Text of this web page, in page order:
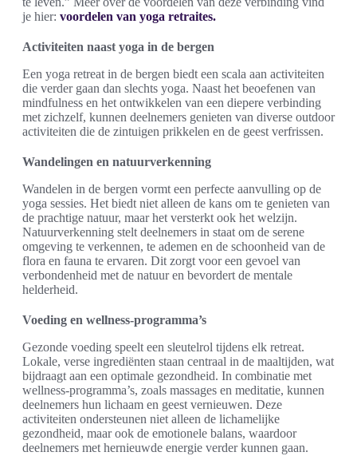
je hier: voordelen van yoga retraites.
Activiteiten naast yoga in de bergen
Een yoga retreat in de bergen biedt een scala aan activiteiten
die verder gaan dan slechts yoga. Naast het beoefenen van
mindfulness en het ontwikkelen van een diepere verbinding
met zichzelf, kunnen deelnemers genieten van diverse outdoor
activiteiten die de zintuigen prikkelen en de geest verfrissen.
Wandelingen en natuurverkenning
Wandelen in de bergen vormt een perfecte aanvulling op de
yoga sessies. Het biedt niet alleen de kans om te genieten van
de prachtige natuur, maar het versterkt ook het welzijn.
Natuurverkenning stelt deelnemers in staat om de serene
omgeving te verkennen, te ademen en de schoonheid van de
flora en fauna te ervaren. Dit zorgt voor een gevoel van
verbondenheid met de natuur en bevordert de mentale
helderheid.
Voeding en wellness-programma’s
Gezonde voeding speelt een sleutelrol tijdens elk retreat.
Lokale, verse ingrediënten staan centraal in de maaltijden, wat
bijdraagt aan een optimale gezondheid. In combinatie met
wellness-programma’s, zoals massages en meditatie, kunnen
deelnemers hun lichaam en geest vernieuwen. Deze
activiteiten ondersteunen niet alleen de lichamelijke
gezondheid, maar ook de emotionele balans, waardoor
deelnemers met hernieuwde energie verder kunnen gaan.